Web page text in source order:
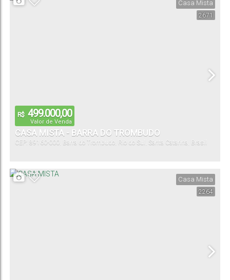
2671
Casa Mista
R$ 499.000,00
Valor de Venda
CASA MISTA - BARRA DO TROMBUDO
CEP: 89160-000 Barra do Trombudo Rio do Sul Santa Catarina Brasil
2264
Casa Mista